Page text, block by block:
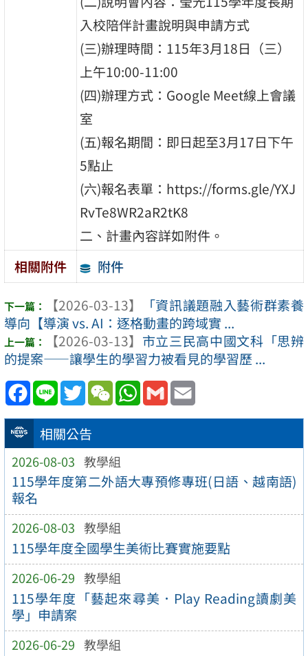
相關公告
2026-08-03 教學組
115學年度第二外語大專預修專班(日語、越南語)
報名
2026-08-03 教學組
115學年度全國學生美術比賽實施要點
2026-06-29 教學組
115學年度「藝起來尋美．Play Reading讀劇美
學」申請案
2026-06-29 教學組
入校陪伴計畫說明與申請方式
(三)辦理時間：115年3月18日（三）
上午10:00-11:00
(四)辦理方式：Google Meet線上會議
室
(五)報名期間：即日起至3月17日下午
5點止
(六)報名表單：https://forms.gle/YXJ
RvTe8WR2aR2tK8
二、計畫內容詳如附件。
相關附件
附件
【2026-03-13】
「資訊議題融入藝術群素養
導向【導演 vs. AI：逐格動畫的跨域實 ...
【2026-03-13】 市立三民高中國文科「思辨
的提案——讓學生的學習力被看見的學習歷 ...
Facebook
Line TwitterWeChatWhatsApp
Gmail